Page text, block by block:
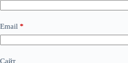
Email *
Сайт